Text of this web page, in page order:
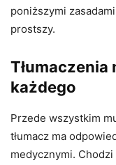
poniższymi
prostszy.
Tłumaczenia
każdego
Przede wszystkim
tłumacz ma
medycznymi.